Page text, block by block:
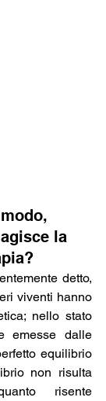
la
detto,
viventi hanno
nello stato
emesse dalle
equilibrio
non risulta
risente